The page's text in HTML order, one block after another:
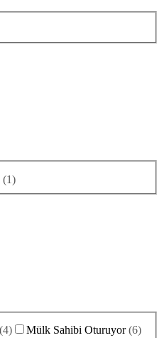
(1)
(4) Mülk Sahibi Oturuyor (6)